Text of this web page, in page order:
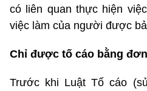
có liên quan thực hiện
việc làm của người được
Chỉ được tố cáo bằng
Trước khi Luật Tố cáo